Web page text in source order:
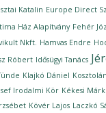
Katalin Europe Direct
Ház Alapítvány Fehér
Nkft. Hamvas Endre
Róbert Idősügyi Tanács
Klajkó Dániel
Irodalmi Kör Kékesi
Kövér Lajos Laczkó